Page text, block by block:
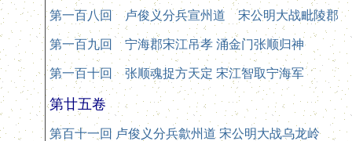
第一百八回 卢俊义分兵宣州道 宋公明大战毗陵郡
第一百九回 宁海郡宋江吊孝 涌金门张顺归神
第一百十回 张顺魂捉方天定 宋江智取宁海军
第廿五卷
第百十一回 卢俊义分兵歙州道 宋公明大战乌龙岭